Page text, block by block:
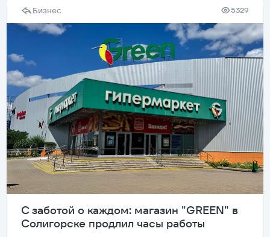
Бизнес 5329
С заботой о каждом: магазин "GREEN" в
Солигорске продлил часы работы